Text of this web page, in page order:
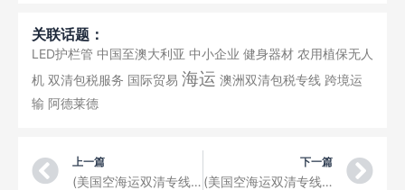
关联话题：
LED护栏管 中国至澳大利亚 中小企业 健身器材 农用植保无人
机 双清包税服务 国际贸易 海运 澳洲双清包税专线 跨境运
输 阿德莱德
Prev
上一篇
(美国空海运双清专线从中国上海机场空运针线包到美国罗斯堡 (Roseburg)，美国机场清关、交税、派送门到门空运专线）货物包装要求
下一篇
(美国空海运双清专线从中国大连机场空运压缩机到美国里士满 (Gresham)，美国机场清关、交税、派送门到门空运专线）货物包装要求